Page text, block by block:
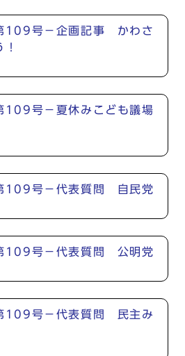
109号－企画記事 かわさ
号－夏休みこども議場
109号－代表質問 自民党
109号－代表質問 公明党
109号－代表質問 民主み